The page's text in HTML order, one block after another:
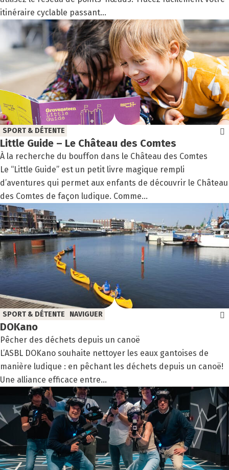
itinéraire cyclable passant...
Lit­tle Guide – Le Châ­teau des Comtes
À la recherche du bouffon dans le Château des Comtes
SPORT & DÉTENTE
Le “Little Guide” est un petit livre magique rempli
d’aventures qui permet aux enfants de découvrir le Château
des Comtes de façon ludique. Comme...
DOKa­no
Pêcher des déchets depuis un canoë
SPORT & DÉTENTE NAVIGUER
L’ASBL DOKano souhaite nettoyer les eaux gantoises de
manière ludique : en pêchant les déchets depuis un canoë!
Une alliance efficace entre...